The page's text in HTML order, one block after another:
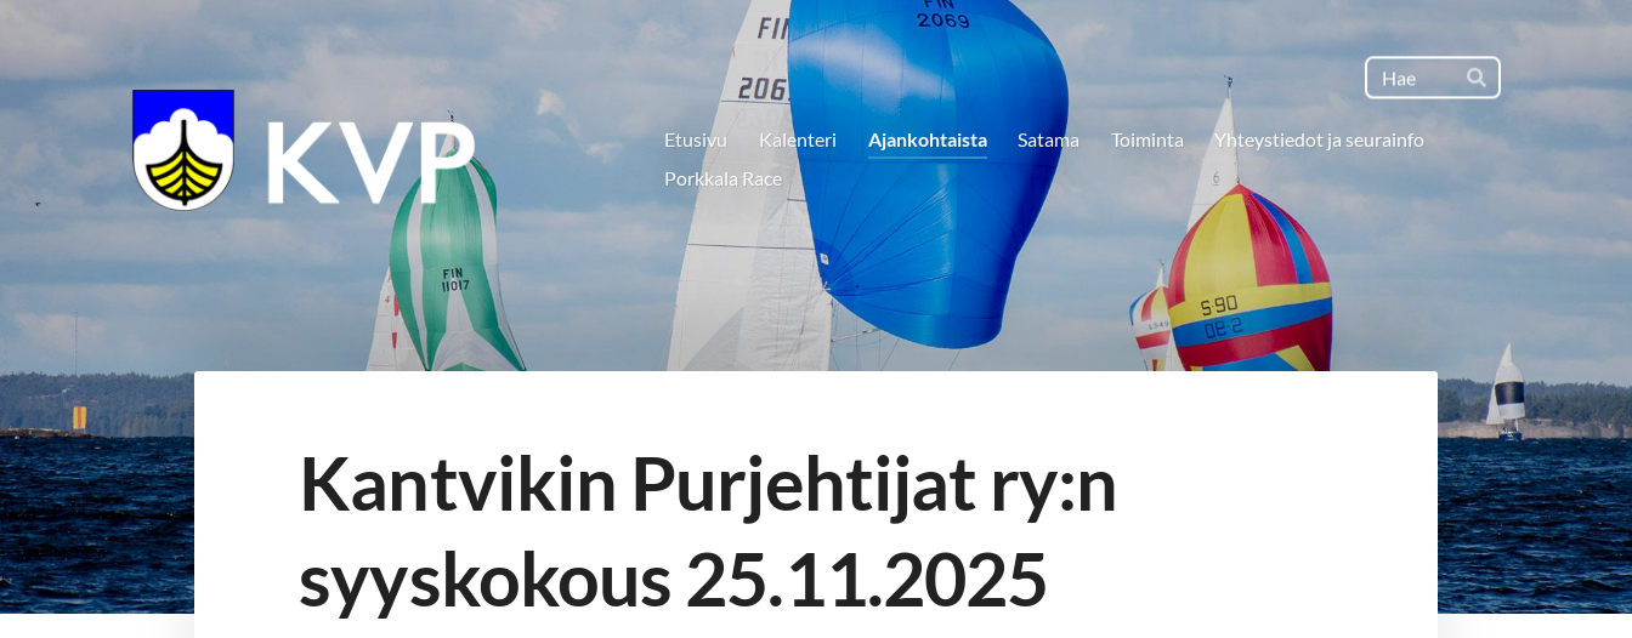
sisältöön
Hae
Kantvikin Purjehtijat ry.
Etusivu Kalenteri Ajankohtaista Satama Toiminta
Yhteystiedot ja seurainfo
Porkkala Race
​​Kantvikin Purjehtijat ry:n
syyskokous 25.11.2025